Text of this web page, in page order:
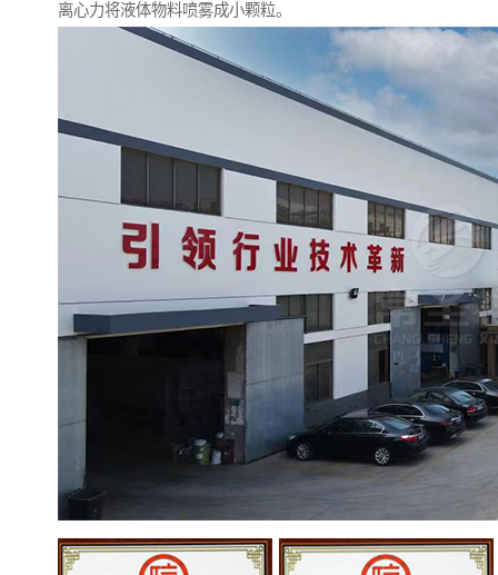
离心力将液体物料喷雾成小颗粒。